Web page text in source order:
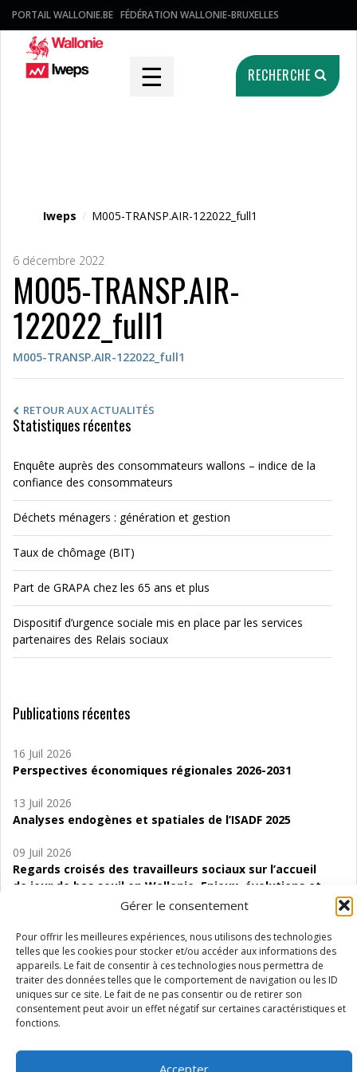
Gérer le consentement
Pour offrir les meilleures expériences, nous utilisons des technologies
telles que les cookies pour stocker et/ou accéder aux informations des
appareils. Le fait de consentir à ces technologies nous permettra de
traiter des données telles que le comportement de navigation ou les ID
uniques sur ce site. Le fait de ne pas consentir ou de retirer son
consentement peut avoir un effet négatif sur certaines caractéristiques et
fonctions.
Accepter
PORTAIL WALLONIE.BE FÉDÉRATION WALLONIE-BRUXELLES
☰ RECHERCHE
Iweps / M005-TRANSP.AIR-122022_full1
6 décembre 2022
M005-TRANSP.AIR-
122022_full1
M005-TRANSP.AIR-122022_full1
RETOUR AUX ACTUALITÉS
Statistiques récentes
Enquête auprès des consommateurs wallons – indice de la
confiance des consommateurs
Déchets ménagers : génération et gestion
Taux de chômage (BIT)
Part de GRAPA chez les 65 ans et plus
Dispositif d’urgence sociale mis en place par les services
partenaires des Relais sociaux
Publications récentes
16 Juil 2026
Perspectives économiques régionales 2026-2031
13 Juil 2026
Analyses endogènes et spatiales de l’ISADF 2025
09 Juil 2026
Regards croisés des travailleurs sociaux sur l’accueil
de jour de bas seuil en Wallonie. Enjeux, évolutions et
06 Juil 2026
Étude d’évaluabilité des Structures
d’accompagnement à l’autocréation d’emploi (SAACE)
01 Juil 2026
Pénurie du personnel infirmier :quels indicateurs
Wallonie ?